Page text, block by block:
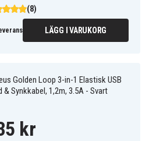
(8)
LÄGG I VARUKORG
Golden Loop 3-in-1 Elastisk USB
& Synkkabel, 1,2m, 3.5A - Svart
kr